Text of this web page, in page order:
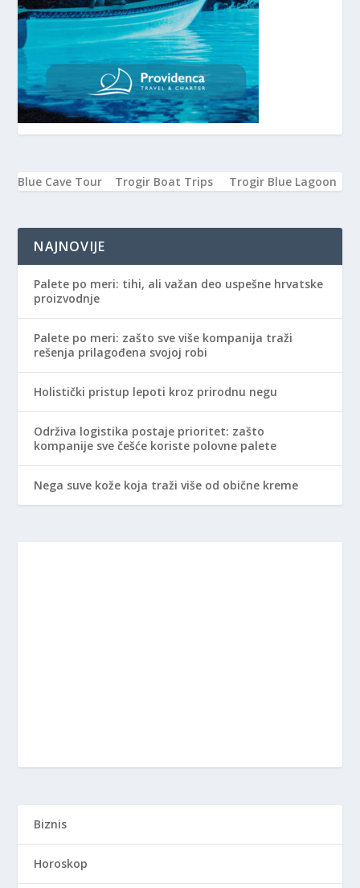
Blue Cave Tour Trogir Boat Trips Trogir Blue Lagoon
NAJNOVIJE
Palete po meri: tihi, ali važan deo uspešne hrvatske
proizvodnje
Palete po meri: zašto sve više kompanija traži
rešenja prilagođena svojoj robi
Holistički pristup lepoti kroz prirodnu negu
Održiva logistika postaje prioritet: zašto
kompanije sve češće koriste polovne palete
Nega suve kože koja traži više od obične kreme
Biznis
Horoskop